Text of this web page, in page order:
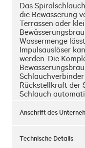
Das
die Bewässerung
Terrassen oder
Wassermenge
Impulsauslöser
werden. Die
Rückstellkraft der
Schlauch
Anschlussstelle
Anschrift des
Technische Details